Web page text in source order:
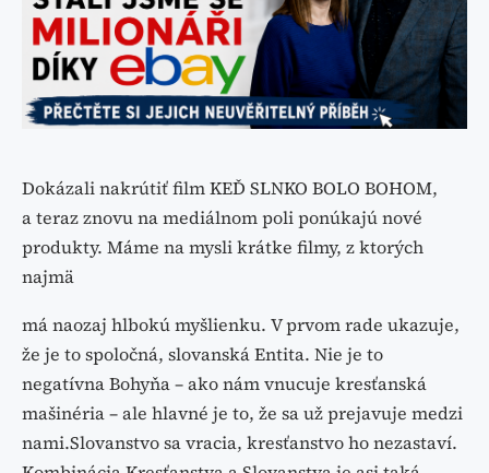
Dokázali nakrútiť film KEĎ SLNKO BOLO BOHOM,
a teraz znovu na mediálnom poli ponúkajú nové
produkty. Máme na mysli krátke filmy, z ktorých
najmä
má naozaj hlbokú myšlienku. V prvom rade ukazuje,
že je to spoločná, slovanská Entita. Nie je to
negatívna Bohyňa – ako nám vnucuje kresťanská
mašinéria – ale hlavné je to, že sa už prejavuje medzi
nami.Slovanstvo sa vracia, kresťanstvo ho nezastaví.